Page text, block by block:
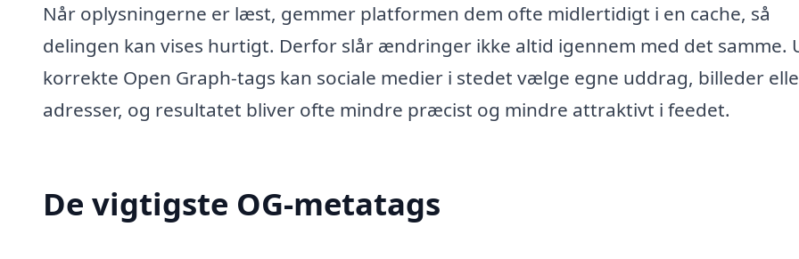
Når oplysningerne er læst, gemmer platformen dem ofte midlertidigt i en cache, så
delingen kan vises hurtigt. Derfor slår ændringer ikke altid igennem med det samme.
korrekte Open Graph-tags kan sociale medier i stedet vælge egne uddrag, billeder
adresser, og resultatet bliver ofte mindre præcist og mindre attraktivt i feedet.
De vigtigste OG-metatags